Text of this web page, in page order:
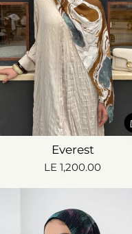
Everest
LE 1,200.00